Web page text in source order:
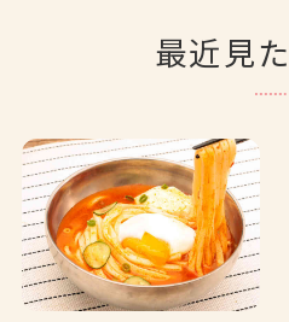
最近見